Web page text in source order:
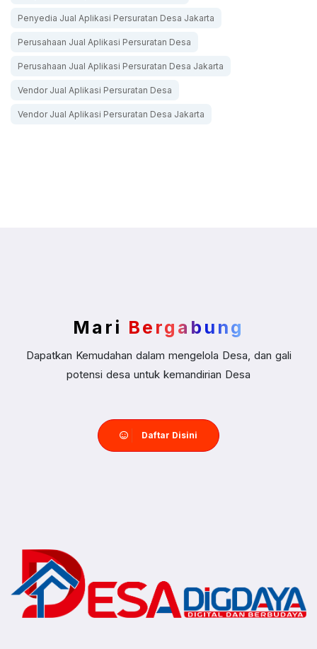
Penyedia Jual Aplikasi Persuratan Desa Jakarta
Perusahaan Jual Aplikasi Persuratan Desa
Perusahaan Jual Aplikasi Persuratan Desa Jakarta
Vendor Jual Aplikasi Persuratan Desa
Vendor Jual Aplikasi Persuratan Desa Jakarta
Mari Bergabung
Dapatkan Kemudahan dalam mengelola Desa, dan gali
potensi desa untuk kemandirian Desa
Daftar Disini